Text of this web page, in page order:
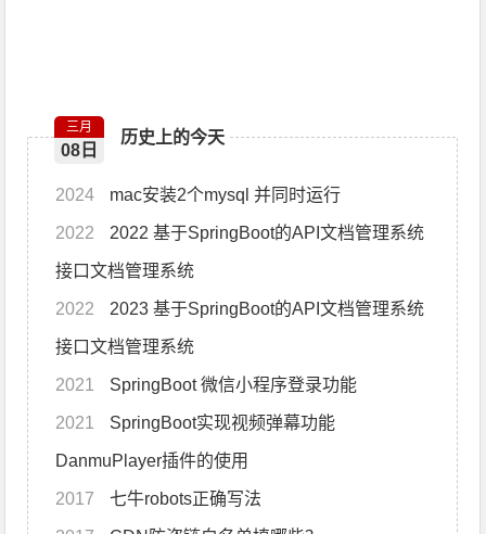
历史上的今天
三月
08日
2024 mac安装2个mysql 并同时运行
2022
接口文档管理系统
2022
接口文档管理系统
2021 SpringBoot 微信小程序登录功能
2021
DanmuPlayer插件的使用
2017 七牛robots正确写法